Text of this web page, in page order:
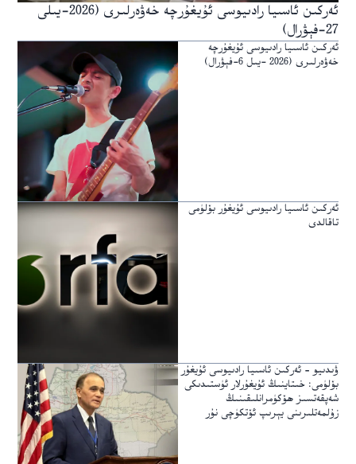
ئەركىن ئاسىيا رادىيوسى ئۇيغۇرچە خەۋەرلىرى (2026-يىلى
27-فېۋرال)
ئەركىن ئاسىيا رادىيوسى ئۇيغۇرچە
خەۋەرلىرى (2026 -يىل 6-فېۋرال)
ئەركىن ئاسىيا رادىيوسى ئۇيغۇر بۆلۈمى
تاقالدى
ۋىدىيو – ئەركىن ئاسىيا رادىيوسى ئۇيغۇر
بۆلۈمى: خىتاينىڭ ئۇيغۇرلار ئۈستىدىكى
شەپقەتسىز ھۆكۈمرانلىقىنىڭ
زۇلمەتلىرىنى يېرىپ ئۆتكۈچى نۇر